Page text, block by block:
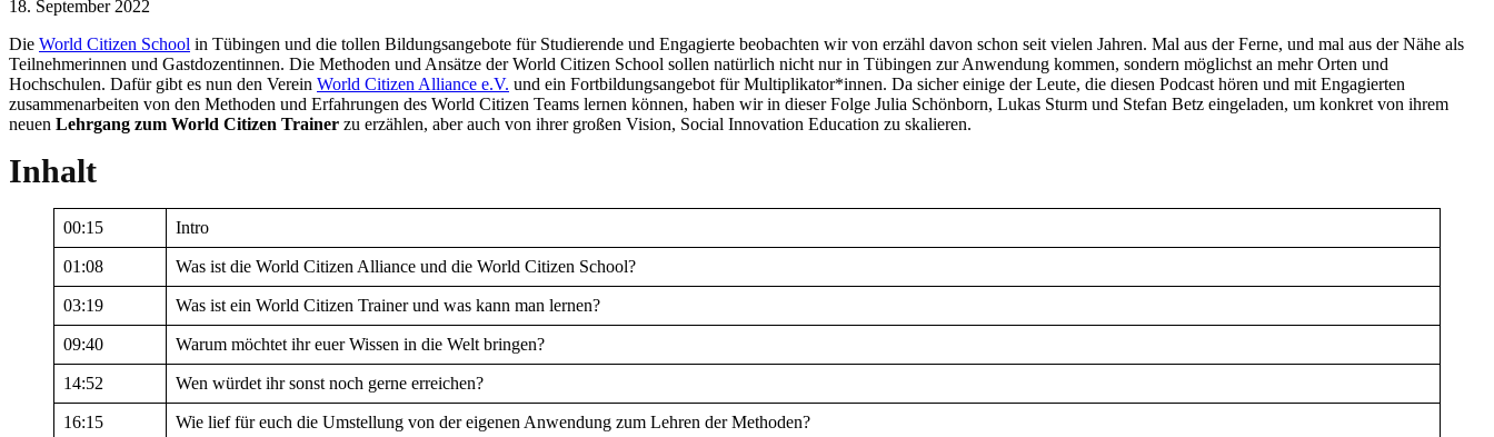
18. September 2022
Die World Citizen School in Tübingen und die tollen Bildungsangebote für Studierende und Engagierte beobachten wir von erzähl davon schon seit vielen Jahren. Mal aus der Ferne, und mal aus der Nähe als
Teilnehmerinnen und Gastdozentinnen. Die Methoden und Ansätze der World Citizen School sollen natürlich nicht nur in Tübingen zur Anwendung kommen, sondern möglichst an mehr Orten und
Hochschulen. Dafür gibt es nun den Verein World Citizen Alliance e.V. und ein Fortbildungsangebot für Multiplikator*innen. Da sicher einige der Leute, die diesen Podcast hören und mit Engagierten
zusammenarbeiten von den Methoden und Erfahrungen des World Citizen Teams lernen können, haben wir in dieser Folge Julia Schönborn, Lukas Sturm und Stefan Betz eingeladen, um konkret von ihrem
neuen Lehrgang zum World Citizen Trainer zu erzählen, aber auch von ihrer großen Vision, Social Innovation Education zu skalieren.
Inhalt
00:15 Intro
01:08 Was ist die World Citizen Alliance und die World Citizen School?
03:19 Was ist ein World Citizen Trainer und was kann man lernen?
09:40 Warum möchtet ihr euer Wissen in die Welt bringen?
14:52 Wen würdet ihr sonst noch gerne erreichen?
16:15 Wie lief für euch die Umstellung von der eigenen Anwendung zum Lehren der Methoden?